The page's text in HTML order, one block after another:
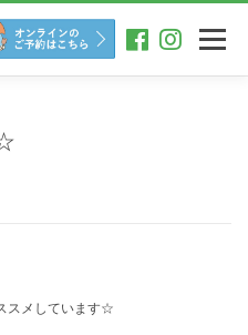
メニュー
スメしています☆